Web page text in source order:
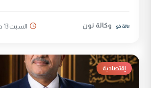
وكالة نون السبت 13 حزيران 2026
إقتصادية